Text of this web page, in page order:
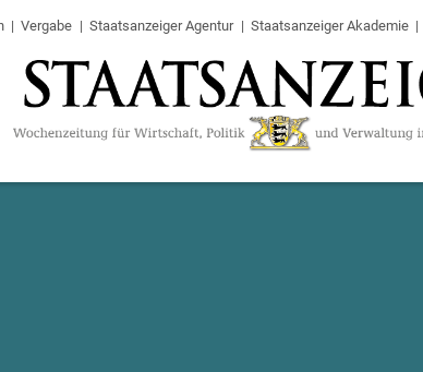
Vergabe Staatsanzeiger Agentur Staatsanzeiger Akademie